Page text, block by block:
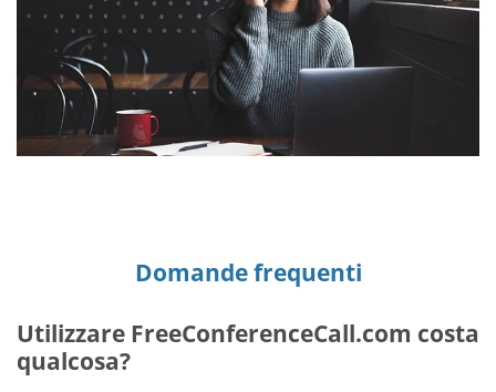
Domande frequenti
Utilizzare FreeConferenceCall.com costa
qualcosa?